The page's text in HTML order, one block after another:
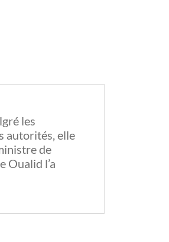
les
autorités, elle
de
Oualid l’a